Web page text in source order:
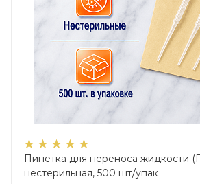
Пипетка для переноса жидкости
нестерильная, 500 шт/упак